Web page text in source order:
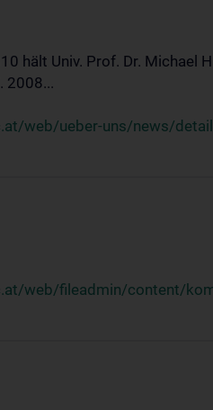
hält Univ. Prof. Dr. Michael
2008...
web/ueber-uns/news/
web/fileadmin/content/